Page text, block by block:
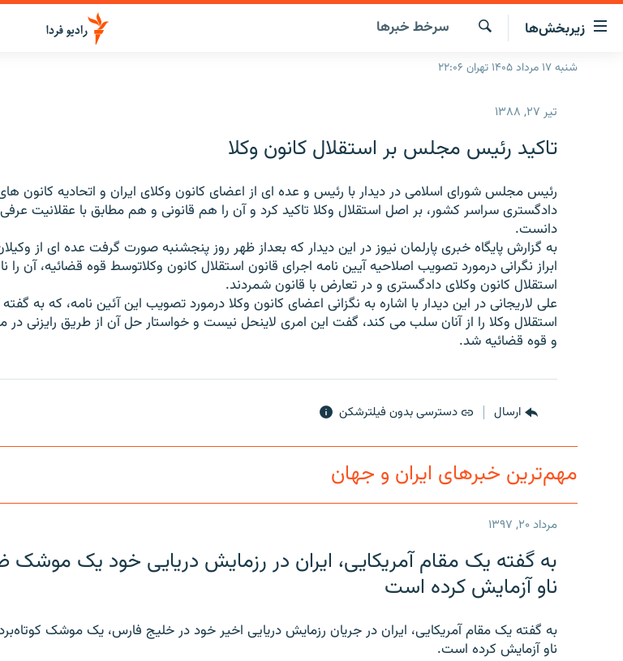
لینک‌های
قابلیت
دسترسی
زیربخش‌ها
صفحه اصلی
انتخاب کنید و بشنوید
برنامه‌های رادیویی
فرکانس‌ها
چندرسانه‌ای
گزارش‌های تصویری
گزارش‌های ویدئویی
جستجو
سرخط‌ خبرها
شنبه ۱۷ مرداد ۱۴۰۵ تهران ۲۲:۰۶
تیر ۲۷, ۱۳۸۸
تاکید رئیس مجلس بر استقلال کانون وکلا
رئیس مجلس شورای اسلامی در دیدار با رئیس و عده ای از اعضای کانون وکلای ایران و اتحادیه کانون
دادگستری سراسر کشور، بر اصل استقلال وکلا تاکید کرد و آن را هم قانونی و هم مطابق با عقلانیت عرفی
دانست.
به گزارش پایگاه خبری پارلمان نیوز در این دیدار که بعداز ظهر روز پنجشنبه صورت گرفت عده ای از
ابراز نگرانی درمورد تصویب اصلاحیه آیین نامه اجرای قانون استقلال کانون وکلاتوسط قوه قضائیه، آن را
استقلال کانون وکلای دادگستری و در تعارض با قانون شمردند.
علی لاریجانی در این دیدار با اشاره به نگزانی اعضای کانون وکلا درمورد تصویب این آئین نامه، که به گفته
استقلال وکلا را از آنان سلب می کند، گفت این امری لاینحل نیست و خواستار حل آن از طریق رایزنی
و قوه قضائیه شد.
ارسال دسترسی بدون فیلترشکن
مهم‌ترین خبرهای ایران و جهان
مرداد ۲۰, ۱۳۹۷
به گفته یک مقام آمریکایی، ایران در رزمایش دریایی خود یک موشک
ناو آزمایش کرده است
به گفته یک مقام آمریکایی، ایران در جریان رزمایش دریایی اخیر خود در خلیج فارس، یک موشک
ناو آزمایش کرده است.